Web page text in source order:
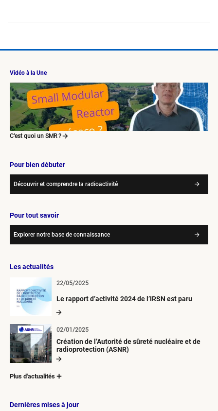
Vidéo à la Une
C’est quoi un SMR ?
Pour bien débuter
Découvrir et comprendre la radioactivité
Pour tout savoir
Explorer notre base de connaissance
Les actualités
Le rapport d’activité 2024 de l’IRSN est paru
22/05/2025
Création de l’Autorité de sûreté nucléaire et de
radioprotection (ASNR)
02/01/2025
Plus d'actualités
Dernières mises à jour